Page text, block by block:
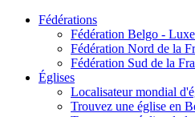
Fédérations
Fédération Belgo -
Fédération Nord de la
Fédération Sud de la
Églises
Localisateur mondial
Trouvez une église en